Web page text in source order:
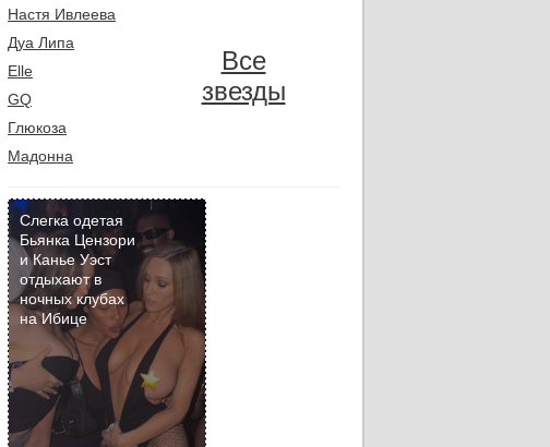
Настя Ивлеева
Дуа Липа
Elle
GQ
Глюкоза
Мадонна
Все
звезды
Слегка одетая
Бьянка Цензори
и Канье Уэст
отдыхают в
ночных клубах
на Ибице